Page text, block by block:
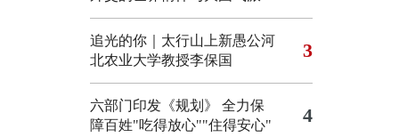
追光的你｜太行山上新愚公河
北农业大学教授李保国
3
六部门印发《规划》 全力保
障百姓"吃得放心""住得安心"
4